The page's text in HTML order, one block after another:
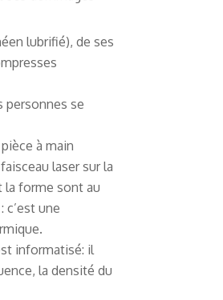
lubrifié), de ses
personnes se
à main
laser sur la
la forme sont au
c’est une
informatisé: il
la densité du